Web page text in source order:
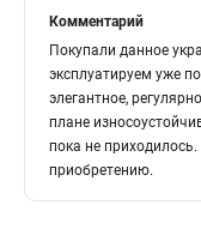
Комментарий
Покупали данное
эксплуатируем уже
элегантное,
плане
пока не
приобретению.